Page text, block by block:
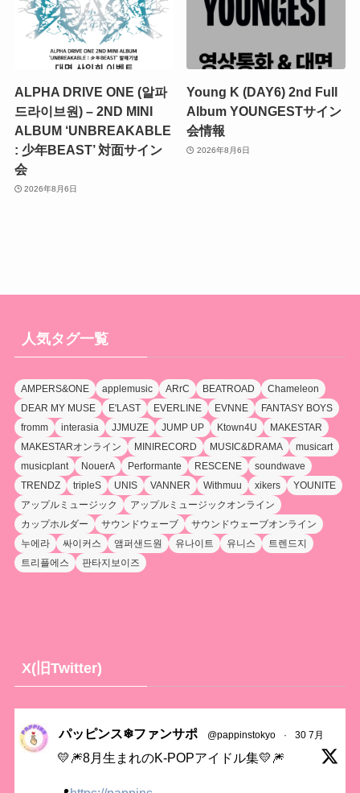
ALPHA DRIVE ONE (알파
드라이브원) – 2ND MINI
ALBUM ‘UNBREAKABLE
: 少年BEAST’ 対面サイン
会
2026年8月6日
Young K (DAY6) 2nd Full
Album YOUNGESTサイン
会情報
2026年8月6日
人気タグ一覧
AMPERS&ONE applemusic ARrC BEATROAD
Chameleon
DEAR MY MUSE
E'LAST EVERLINE EVNNE
FANTASY BOYS
fromm
interasia JJMUZE JUMP UP Ktown4U
MAKESTAR
MAKESTARオンライン
MINIRECORD MUSIC&DRAMA
musicart
musicplant
NouerA Performante RESCENE
soundwave
TRENDZ
tripleS UNIS VANNER Withmuu xikers
YOUNITE
アップルミュージック
アップルミュージックオンライン
カップホルダー
サウンドウェーブ
サウンドウェーブオンライン
누에라
싸이커스 앰퍼샌드원 유나이트 유니스
트렌드지
트리플에스
판타지보이즈
X(旧Twitter)
パッピンス❄ファンサポ @pappinstokyo · 30 7月
💛🎆8月生まれのK-POPアイドル集💛🎆